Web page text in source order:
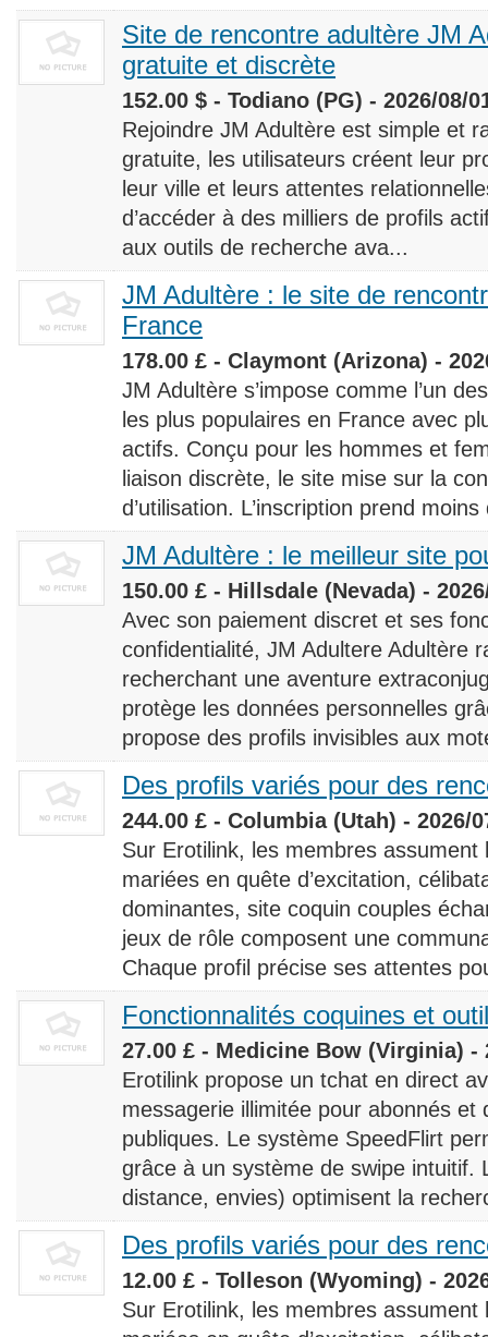
Site de rencontre adultère JM
gratuite et discrète
152.00 $ - Todiano (PG) - 2026/08/
Rejoindre JM Adultère est simple et
gratuite, les utilisateurs créent leur
leur ville et leurs attentes
d’accéder à des milliers de profils
aux outils de recherche ava...
JM Adultère : le site de
France
178.00 £ - Claymont (Arizona) -
JM Adultère s’impose comme l’un
les plus populaires en France avec
actifs. Conçu pour les hommes et
liaison discrète, le site mise sur la
d’utilisation. L’inscription prend
JM Adultère : le meilleur site
150.00 £ - Hillsdale (Nevada) -
Avec son paiement discret et ses
confidentialité, JM Adultere Adultère
recherchant une aventure
protège les données personnelles
propose des profils invisibles aux
Des profils variés pour des
244.00 £ - Columbia (Utah) - 2026/
Sur Erotilink, les membres
mariées en quête d’excitation,
dominantes, site coquin couples
jeux de rôle composent une
Chaque profil précise ses attentes
Fonctionnalités coquines et
27.00 £ - Medicine Bow (Virginia) -
Erotilink propose un tchat en direct
messagerie illimitée pour abonnés et
publiques. Le système SpeedFlirt
grâce à un système de swipe intuitif.
distance, envies) optimisent la
Des profils variés pour des
12.00 £ - Tolleson (Wyoming) -
Sur Erotilink, les membres